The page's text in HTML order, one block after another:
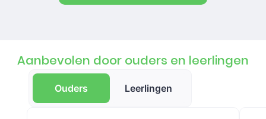
Aanbevolen door ouders en leerlingen
Ouders Leerlingen